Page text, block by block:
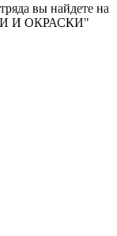
вы найдете на
И ОКРАСКИ"